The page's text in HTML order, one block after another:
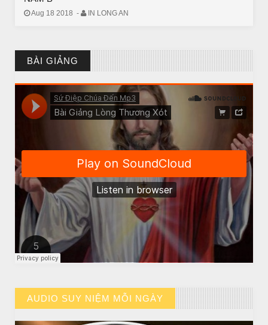
Aug 18 2018 - IN LONG AN
BÀI GIẢNG
AUDIO SUY NIỆM MỖI NGÀY
// VIEW MORE BY AUDIO SUY NIỆM MỖI NGÀY
NGƯỜI GIÀU THỰC SỰ